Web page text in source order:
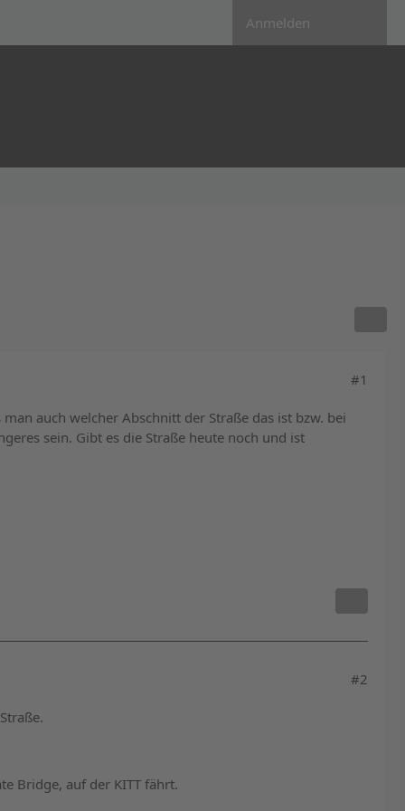
Anmelden
#1
auch welcher Abschnitt der Straße das ist bzw. bei
sein. Gibt es die Straße heute noch und ist
#2
Bridge, auf der KITT fährt.